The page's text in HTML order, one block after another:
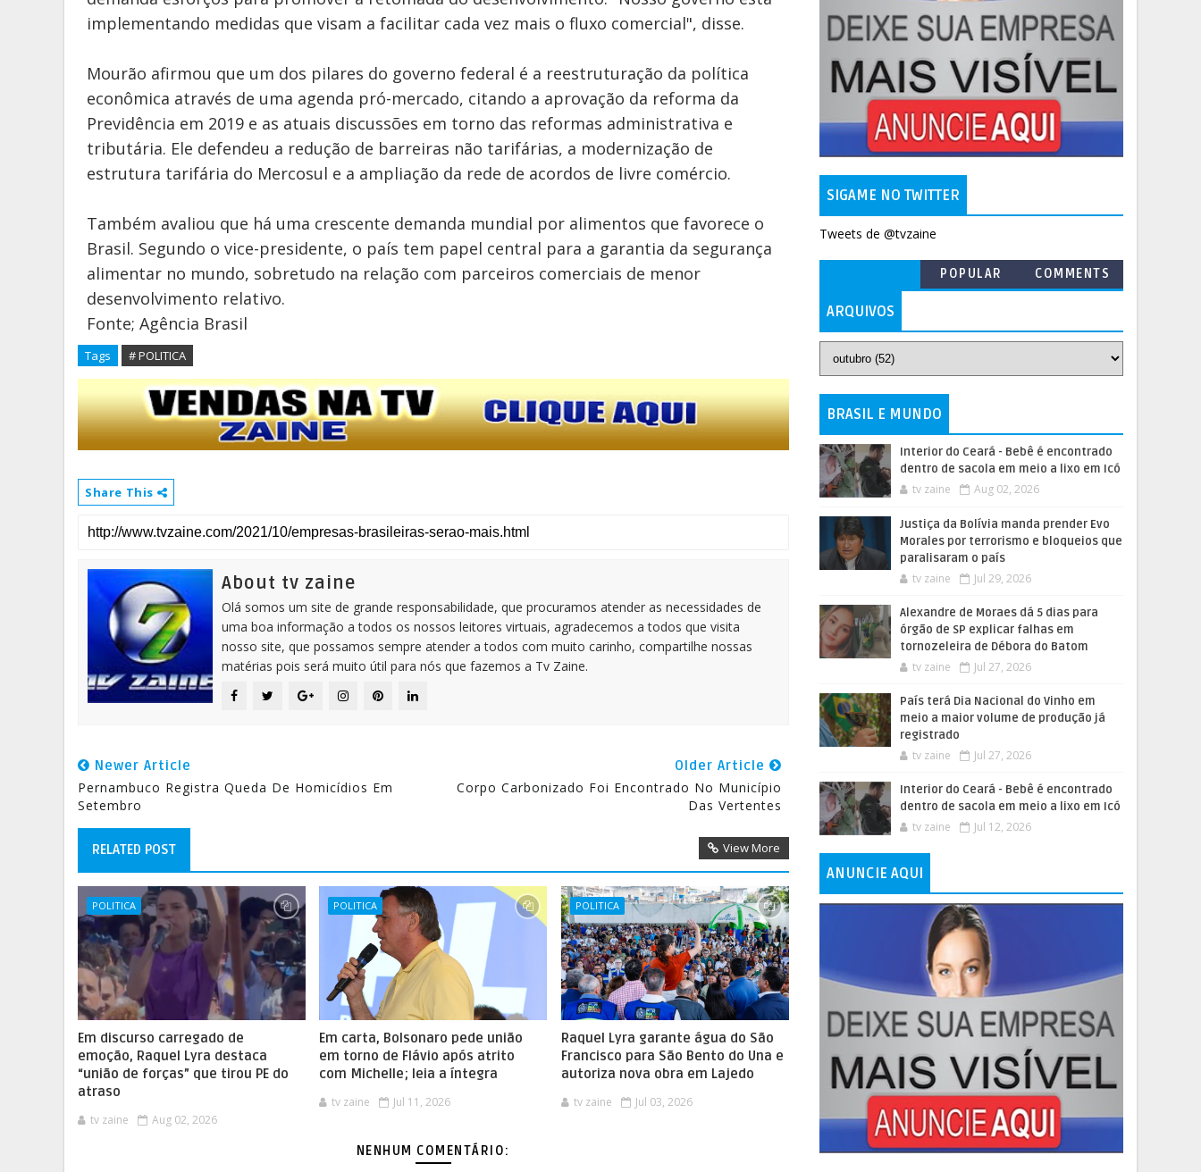
implementando medidas que visam a facilitar cada vez mais o fluxo comercial", disse.
Mourão afirmou que um dos pilares do governo federal é a reestruturação da política
econômica através de uma agenda pró-mercado, citando a aprovação da reforma da
Previdência em 2019 e as atuais discussões em torno das reformas administrativa e
tributária. Ele defendeu a redução de barreiras não tarifárias, a modernização de
estrutura tarifária do Mercosul e a ampliação da rede de acordos de livre comércio.
Também avaliou que há uma crescente demanda mundial por alimentos que favorece o
Brasil. Segundo o vice-presidente, o país tem papel central para a garantia da segurança
alimentar no mundo, sobretudo na relação com parceiros comerciais de menor
desenvolvimento relativo.
Fonte; Agência Brasil
Tags # POLITICA
Share This
About tv zaine
Olá somos um site de grande responsabilidade, que procuramos atender as necessidades de
uma boa informação a todos os nossos leitores virtuais, agradecemos a todos que visita
nosso site, que possamos sempre atender a todos com muito carinho, compartilhe nossas
matérias pois será muito útil para nós que fazemos a Tv Zaine.
Newer Article
Pernambuco Registra Queda De Homicídios Em
Setembro
Older Article
Corpo Carbonizado Foi Encontrado No Município
Das Vertentes
RELATED POST View More
POLITICA
Em discurso carregado de
emoção, Raquel Lyra destaca
“união de forças” que tirou PE do
atraso
tv zaine Aug 02, 2026
POLITICA
Em carta, Bolsonaro pede união
em torno de Flávio após atrito
com Michelle; leia a íntegra
tv zaine Jul 11, 2026
POLITICA
Raquel Lyra garante água do São
Francisco para São Bento do Una e
autoriza nova obra em Lajedo
tv zaine Jul 03, 2026
NENHUM COMENTÁRIO:
SIGAME NO TWITTER
Tweets de @tvzaine
POPULAR COMMENTS
ARQUIVOS
BRASIL E MUNDO
Interior do Ceará - Bebê é encontrado
dentro de sacola em meio a lixo em Icó
tv zaine Aug 02, 2026
Justiça da Bolívia manda prender Evo
Morales por terrorismo e bloqueios que
paralisaram o país
tv zaine Jul 29, 2026
Alexandre de Moraes dá 5 dias para
órgão de SP explicar falhas em
tornozeleira de Débora do Batom
tv zaine Jul 27, 2026
País terá Dia Nacional do Vinho em
meio a maior volume de produção já
registrado
tv zaine Jul 27, 2026
Interior do Ceará - Bebê é encontrado
dentro de sacola em meio a lixo em Icó
tv zaine Jul 12, 2026
ANUNCIE AQUI